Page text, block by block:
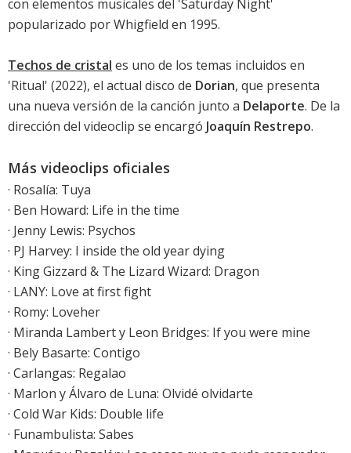
con elementos musicales del 'Saturday Night'
popularizado por Whigfield en 1995.
Techos de cristal es uno de los temas incluidos en
'Ritual' (2022), el actual disco de Dorian, que presenta
una nueva versión de la canción junto a Delaporte. De la
dirección del videoclip se encargó Joaquín Restrepo.
Más videoclips oficiales
· Rosalía: Tuya
· Ben Howard: Life in the time
· Jenny Lewis: Psychos
· PJ Harvey: I inside the old year dying
· King Gizzard & The Lizard Wizard: Dragon
· LANY: Love at first fight
· Romy: Loveher
· Miranda Lambert y Leon Bridges: If you were mine
· Bely Basarte: Contigo
· Carlangas: Regalao
· Marlon y Álvaro de Luna: Olvidé olvidarte
· Cold War Kids: Double life
· Funambulista: Sabes